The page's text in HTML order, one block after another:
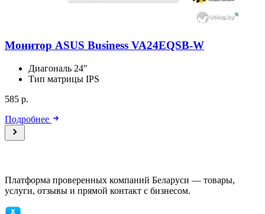
Монитор ASUS Business VA24EQSB-W
Диагональ 24″
Тип матрицы IPS
585 р.
Подробнее
Платформа проверенных компаний Беларуси — товары,
услуги, отзывы и прямой контакт с бизнесом.